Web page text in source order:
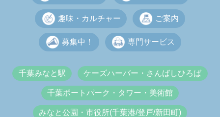
趣味・カルチャー ご案内
募集中！ 専門サービス
千葉みなと駅 ケーズハーバー・さんばしひろば
千葉ポートパーク・タワー・美術館
みなと公園・市役所(千葉港/登戸/新田町)